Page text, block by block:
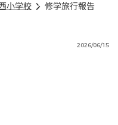
小学校 修学旅行報告
2026/06/15